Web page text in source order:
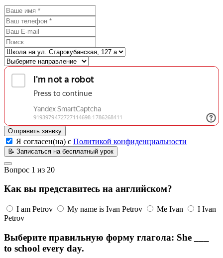
Отправить заявку
Я согласен(на) с Политикой конфиденциальности
📝 Записаться на бесплатный урок
Вопрос 1 из 20
Как вы представитесь на английском?
I am Petrov My name is Ivan Petrov Me Ivan
I Ivan
Petrov
Выберите правильную форму глагола: She ___
to school every day.